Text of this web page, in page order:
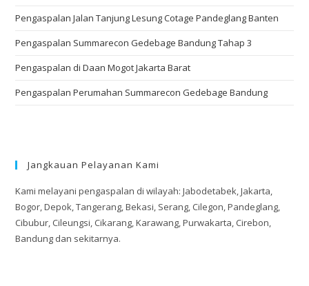
Pengaspalan Jalan Tanjung Lesung Cotage Pandeglang Banten
Pengaspalan Summarecon Gedebage Bandung Tahap 3
Pengaspalan di Daan Mogot Jakarta Barat
Pengaspalan Perumahan Summarecon Gedebage Bandung
Jangkauan Pelayanan Kami
Kami melayani pengaspalan di wilayah: Jabodetabek, Jakarta,
Bogor, Depok, Tangerang, Bekasi, Serang, Cilegon, Pandeglang,
Cibubur, Cileungsi, Cikarang, Karawang, Purwakarta, Cirebon,
Bandung dan sekitarnya.